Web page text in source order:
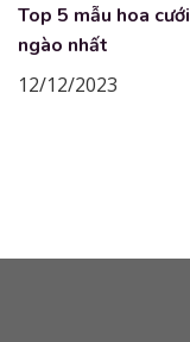
Top 5 mẫu hoa
ngào nhất
12/12/2023